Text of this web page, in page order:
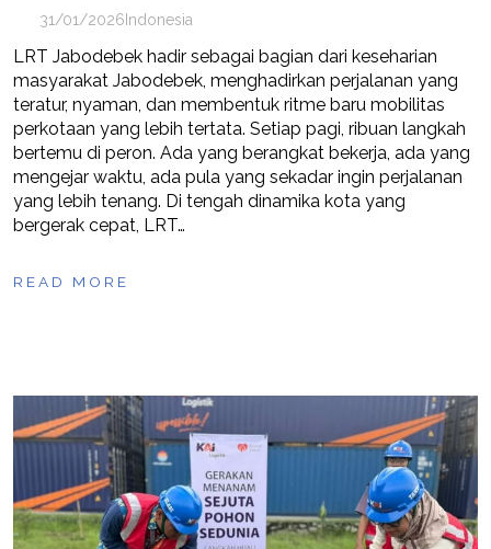
31/01/2026 Indonesia
LRT Jabodebek hadir sebagai bagian dari keseharian
masyarakat Jabodebek, menghadirkan perjalanan yang
teratur, nyaman, dan membentuk ritme baru mobilitas
perkotaan yang lebih tertata. Setiap pagi, ribuan langkah
bertemu di peron. Ada yang berangkat bekerja, ada yang
mengejar waktu, ada pula yang sekadar ingin perjalanan
yang lebih tenang. Di tengah dinamika kota yang
bergerak cepat, LRT…
READ MORE